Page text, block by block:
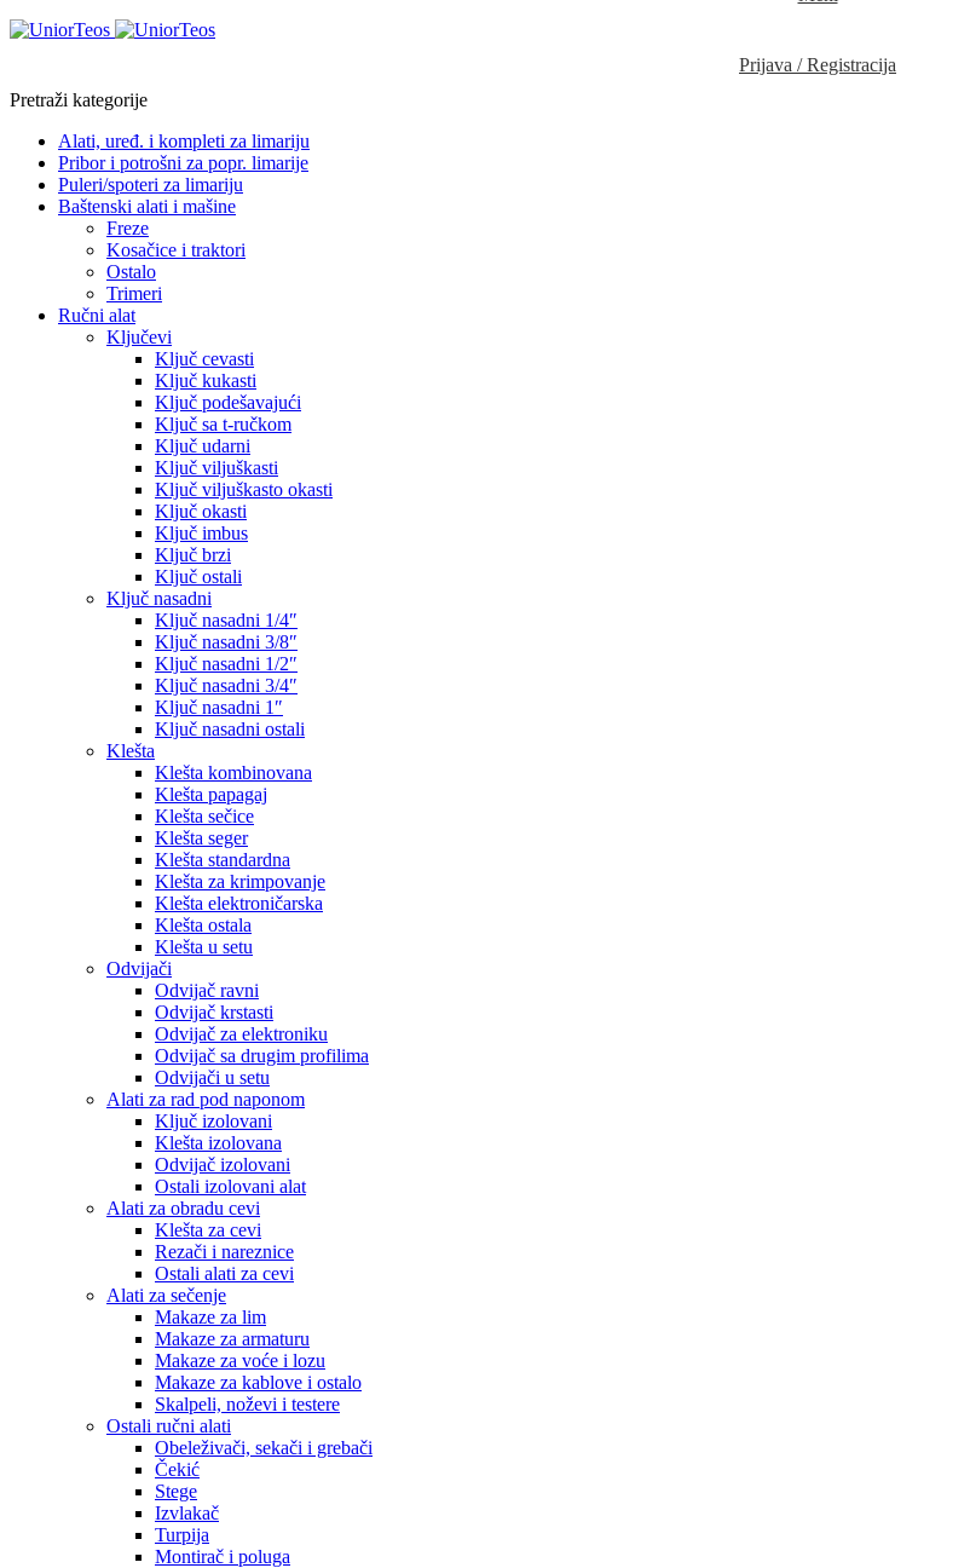
Prijava / Registracija
Pretraži kategorije
Alati, uređ. i kompleti za limariju
Pribor i potrošni za popr. limarije
Puleri/spoteri za limariju
Baštenski alati i mašine
Freze
Kosačice i traktori
Ostalo
Trimeri
Ručni alat
Ključevi
Ključ cevasti
Ključ kukasti
Ključ podešavajući
Ključ sa t-ručkom
Ključ udarni
Ključ viljuškasti
Ključ viljuškasto okasti
Ključ okasti
Ključ imbus
Ključ brzi
Ključ ostali
Ključ nasadni
Ključ nasadni 1/4″
Ključ nasadni 3/8″
Ključ nasadni 1/2″
Ključ nasadni 3/4″
Ključ nasadni 1″
Ključ nasadni ostali
Klešta
Klešta kombinovana
Klešta papagaj
Klešta sečice
Klešta seger
Klešta standardna
Klešta za krimpovanje
Klešta elektroničarska
Klešta ostala
Klešta u setu
Odvijači
Odvijač ravni
Odvijač krstasti
Odvijač za elektroniku
Odvijač sa drugim profilima
Odvijači u setu
Alati za rad pod naponom
Ključ izolovani
Klešta izolovana
Odvijač izolovani
Ostali izolovani alat
Alati za obradu cevi
Klešta za cevi
Rezači i nareznice
Ostali alati za cevi
Alati za sečenje
Makaze za lim
Makaze za armaturu
Makaze za voće i lozu
Makaze za kablove i ostalo
Skalpeli, noževi i testere
Ostali ručni alati
Obeleživači, sekači i grebači
Čekić
Stege
Izvlakač
Turpija
Montirač i poluga